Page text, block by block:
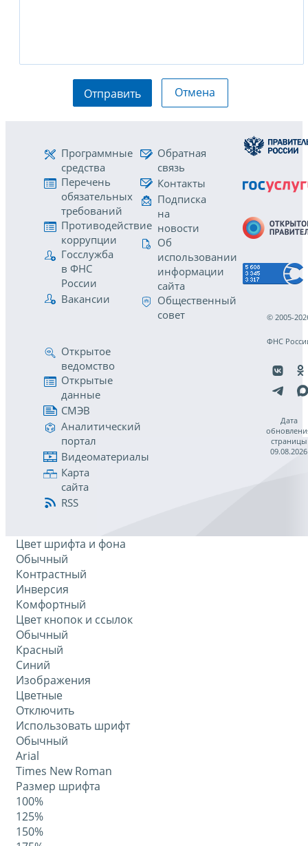
Отправить Отмена
Программные
средства
Перечень
обязательных
требований
Противодействие
коррупции
Госслужба
в ФНС
России
Вакансии
Обратная
связь
Контакты
Подписка
на
новости
Об
использовании
информации
сайта
Общественный
совет
Открытое
ведомство
Открытые
данные
СМЭВ
Аналитический
портал
Видеоматериалы
Карта
сайта
RSS
© 2005-
ФНС
Дата
страницы
09.08.2026
Цвет шрифта и фона
Обычный
Контрастный
Инверсия
Комфортный
Цвет кнопок и ссылок
Обычный
Красный
Синий
Изображения
Цветные
Отключить
Использовать шрифт
Обычный
Arial
Times New Roman
Размер шрифта
100%
125%
150%